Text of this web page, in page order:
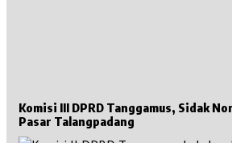
Komisi III DPRD Tanggamus, Sidak
Pasar Talangpadang